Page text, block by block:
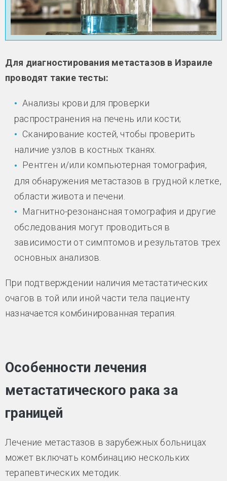
Для диагностирования метастазов в Израиле
проводят такие тесты:
Анализы крови для проверки
распространения на печень или кости;
Сканирование костей, чтобы проверить
наличие узлов в костных тканях.
Рентген и/или компьютерная томография,
для обнаружения метастазов в грудной клетке,
области живота и печени.
Магнитно-резонансная томография и другие
обследования могут проводиться в
зависимости от симптомов и результатов трех
основных анализов.
При подтверждении наличия метастатических
очагов в той или иной части тела пациенту
назначается комбинированная терапия.
Особенности лечения
метастатического рака за
границей
Лечение метастазов в зарубежных больницах
может включать комбинацию нескольких
терапевтических методик.